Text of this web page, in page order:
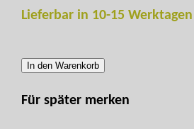
Lieferbar in 10-15 Werktagen
In den Warenkorb
Für später merken